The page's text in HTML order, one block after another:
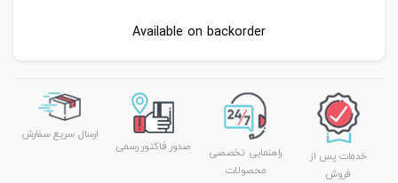
Available on backorder
خدمات پس از
فروش
راهنمایی تخصصی
محصولات
صدور فاکتور رسمی
ارسال سریع سفارش